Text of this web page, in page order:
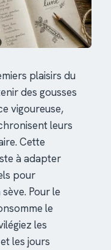
plaisirs du
des gousses
vigoureuse,
leurs
Cette
à adapter
pour
Pour le
le
les
et les jours